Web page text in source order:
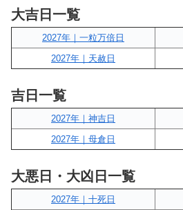
大吉日一覧
2027年｜一粒万倍日
2027年｜天赦日
吉日一覧
2027年｜神吉日
2027年｜母倉日
大悪日・大凶日一覧
2027年｜十死日